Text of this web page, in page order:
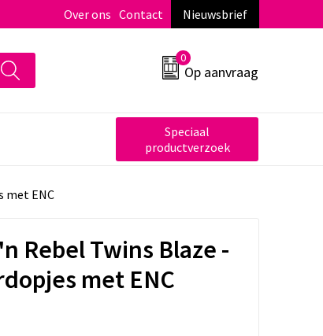
Over ons Contact Nieuwsbrief
0
Op aanvraag
Speciaal
productverzoek
met ENC
Rebel Twins Blaze -
met ENC